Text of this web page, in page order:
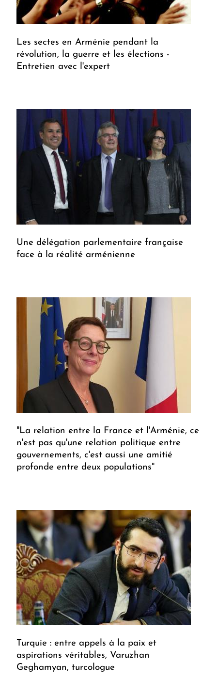
Les sectes en Arménie pendant la
révolution, la guerre et les élections -
Entretien avec l'expert
Une délégation parlementaire française
face à la réalité arménienne
"La relation entre la France et l'Arménie, ce
n'est pas qu'une relation politique entre
gouvernements, c'est aussi une amitié
profonde entre deux populations"
Turquie : entre appels à la paix et
aspirations véritables, Varuzhan
Geghamyan, turcologue